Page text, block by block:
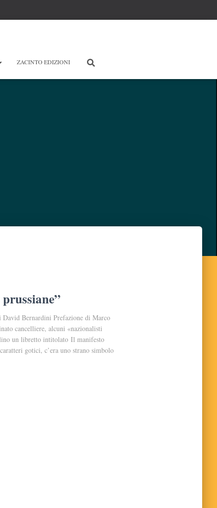
ZACINTO EDIZIONI
Bernardini Prefazione di Marco
cancelliere, alcuni «nazionalisti
un libretto intitolato Il manifesto
gotici, c’era uno strano simbolo